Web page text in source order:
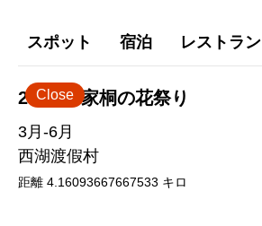
スポット 宿泊 レストラン
2026 客家桐の花祭り
3月-6月
西湖渡假村
距離 4.16093667667533 キロ
Close